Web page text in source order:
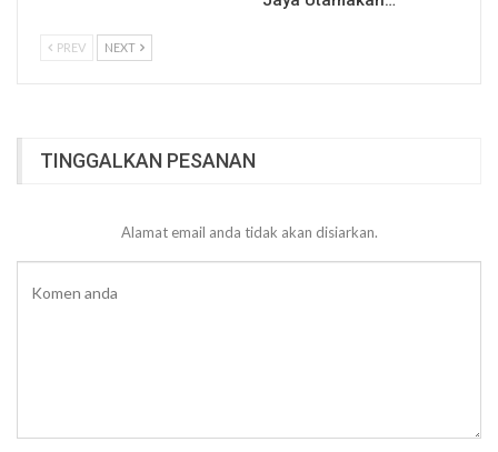
PREV NEXT
TINGGALKAN PESANAN
Alamat email anda tidak akan disiarkan.